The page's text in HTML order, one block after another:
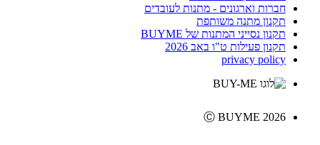
חברות וארגונים - מתנות לעובדים
תקנון מתנה משותפת
תקנון נסייני המתנות של BUYME
תקנון פעילות ט"ו באב 2026
privacy policy
Ⓒ BUYME 2026